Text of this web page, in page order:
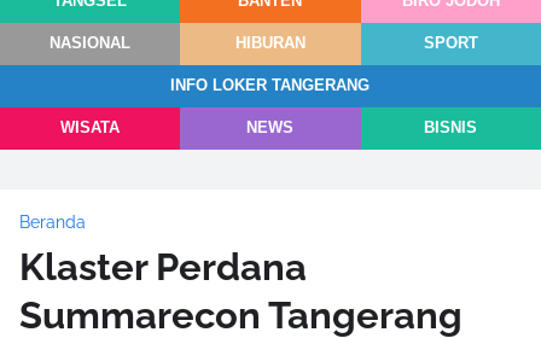
NASIONAL HIBURAN SPORT
INFO LOKER TANGERANG
WISATA NEWS BISNIS
Beranda
Klaster Perdana
Summarecon Tangerang